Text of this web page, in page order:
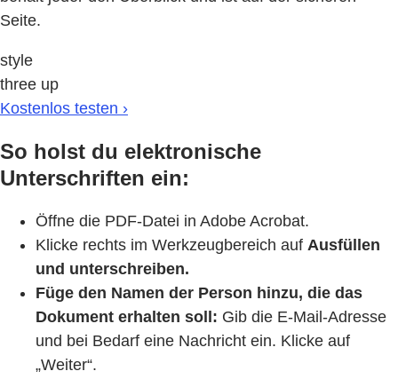
Seite.
style
three up
Kostenlos testen ›
So holst du elektronische
Unterschriften ein:
Öffne die PDF-Datei in Adobe Acrobat.
Klicke rechts im Werkzeugbereich auf Ausfüllen
und unterschreiben.
Füge den Namen der Person hinzu, die das
Dokument erhalten soll: Gib die E-Mail-Adresse
und bei Bedarf eine Nachricht ein. Klicke auf
„Weiter“.